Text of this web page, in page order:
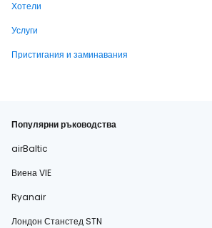
Хотели
Услуги
Пристигания и заминавания
Популярни ръководства
airBaltic
Виена VIE
Ryanair
Лондон Станстед STN